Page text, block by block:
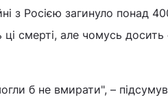
з Росією загинуло понад
смерті, але чомусь
б не вмирати", –